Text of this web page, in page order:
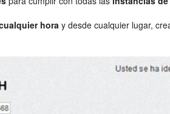
hora y desde cualquier lugar,